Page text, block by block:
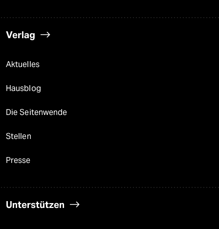
Verlag
Aktuelles
Hausblog
Die Seitenwende
Stellen
Presse
Unterstützen